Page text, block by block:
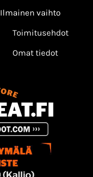
Ilmainen vaihto
Toimitusehdot
Omat tiedot